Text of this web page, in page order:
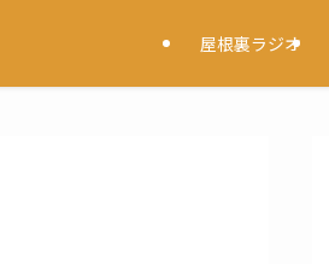
屋根裏ラジオ